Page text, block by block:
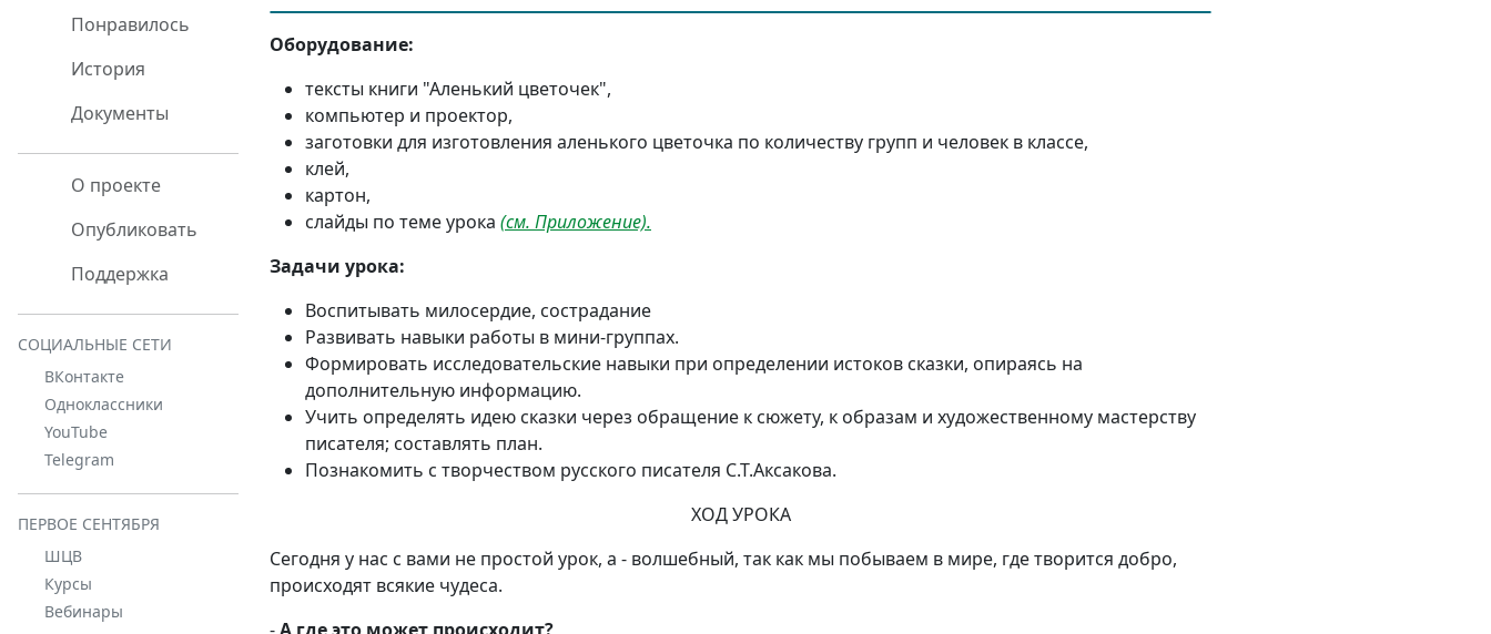
Понравилось
История
Документы
О проекте
Опубликовать
Поддержка
СОЦИАЛЬНЫЕ СЕТИ
ВКонтакте
Одноклассники
YouTube
Telegram
ПЕРВОЕ СЕНТЯБРЯ
ШЦВ
Курсы
Вебинары
Оборудование:
тексты книги "Аленький цветочек",
компьютер и проектор,
заготовки для изготовления аленького цветочка по количеству групп и человек в классе,
клей,
картон,
слайды по теме урока (см. Приложение).
Задачи урока:
Воспитывать милосердие, сострадание
Развивать навыки работы в мини-группах.
Формировать исследовательские навыки при определении истоков сказки, опираясь на
дополнительную информацию.
Учить определять идею сказки через обращение к сюжету, к образам и художественному мастерству
писателя; составлять план.
Познакомить с творчеством русского писателя С.Т.Аксакова.
ХОД УРОКА
Сегодня у нас с вами не простой урок, а - волшебный, так как мы побываем в мире, где творится добро,
происходят всякие чудеса.